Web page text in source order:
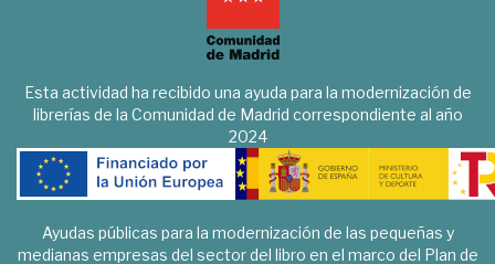
Esta actividad ha recibido una ayuda para la modernización de
librerías de la Comunidad de Madrid correspondiente al año
2024
Ayudas públicas para la modernización de las pequeñas y
medianas empresas del sector del libro en el marco del Plan de